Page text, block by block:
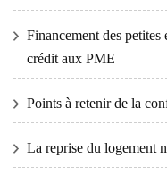
Financement des
crédit aux PME
Points à retenir de la
La reprise du logement